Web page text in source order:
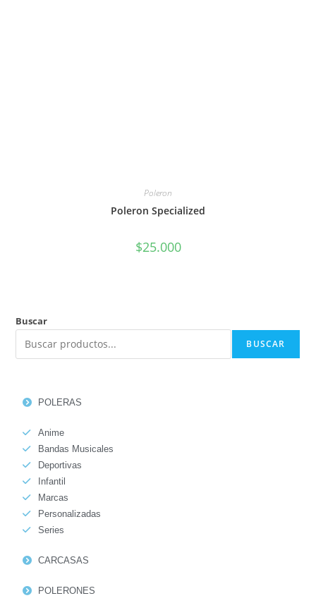
Poleron
Poleron Specialized
$25.000
Buscar
BUSCAR
POLERAS
Anime
Bandas Musicales
Deportivas
Infantil
Marcas
Personalizadas
Series
CARCASAS
POLERONES